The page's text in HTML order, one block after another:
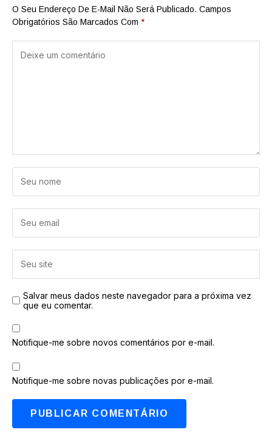
O Seu Endereço De E-Mail Não Será Publicado. Campos
Obrigatórios São Marcados Com *
Salvar meus dados neste navegador para a próxima vez
que eu comentar.
Notifique-me sobre novos comentários por e-mail.
Notifique-me sobre novas publicações por e-mail.